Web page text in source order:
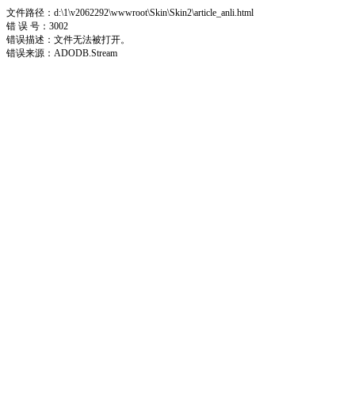
文件路径：d:\1\v2062292\wwwroot\Skin\Skin2\article_anli.html
错 误 号：3002
错误描述：文件无法被打开。
错误来源：ADODB.Stream